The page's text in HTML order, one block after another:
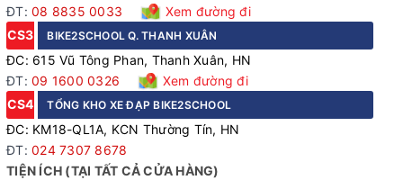
ĐT: 08 8835 0033
Xem đường đi
CS3
BIKE2SCHOOL Q. THANH XUÂN
ĐC: 615 Vũ Tông Phan, Thanh Xuân, HN
ĐT: 09 1600 0326
Xem đường đi
CS4
TỔNG KHO XE ĐẠP BIKE2SCHOOL
ĐC: KM18-QL1A, KCN Thường Tín, HN
ĐT: 024 7307 8678
TIỆN ÍCH (TẠI TẤT CẢ CỬA HÀNG)